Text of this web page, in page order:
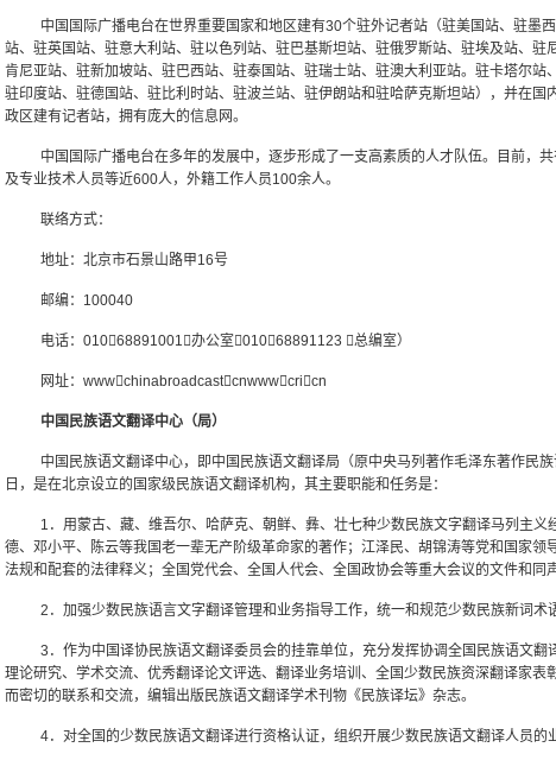
中国国际广播电台在世界重要国家和地区建有30个驻外记者站（驻美国站、驻墨
站、驻英国站、驻意大利站、驻以色列站、驻巴基斯坦站、驻俄罗斯站、驻埃及站、驻
肯尼亚站、驻新加坡站、驻巴西站、驻泰国站、驻瑞士站、驻澳大利亚站。驻卡塔尔站
驻印度站、驻德国站、驻比利时站、驻波兰站、驻伊朗站和驻哈萨克斯坦站），并在国
政区建有记者站，拥有庞大的信息网。
中国国际广播电台在多年的发展中，逐步形成了一支高素质的人才队伍。目前，
及专业技术人员等近600人，外籍工作人员100余人。
联络方式：
地址：北京市石景山路甲16号
邮编：100040
电话：01068891001（办公室）01068891123 （总编室）
网址：wwwchinabroadcastcnwwwcricn
中国民族语文翻译中心（局）
中国民族语文翻译中心，即中国民族语文翻译局（原中央马列著作毛泽东著作民
日，是在北京设立的国家级民族语文翻译机构，其主要职能和任务是：
1．用蒙古、藏、维吾尔、哈萨克、朝鲜、彝、壮七种少数民族文字翻译马列主
德、邓小平、陈云等我国老一辈无产阶级革命家的著作；江泽民、胡锦涛等党和国家领
法规和配套的法律释义；全国党代会、全国人代会、全国政协会等重大会议的文件和同
2．加强少数民族语言文字翻译管理和业务指导工作，统一和规范少数民族新词术
3．作为中国译协民族语文翻译委员会的挂靠单位，充分发挥协调全国民族语文
理论研究、学术交流、优秀翻译论文评选、翻译业务培训、全国少数民族资深翻译家表
而密切的联系和交流，编辑出版民族语文翻译学术刊物《民族译坛》杂志。
4．对全国的少数民族语文翻译进行资格认证，组织开展少数民族语文翻译人员的